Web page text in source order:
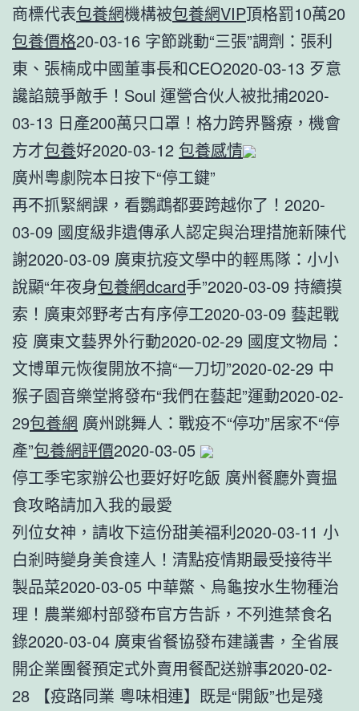
商標代表包養網機構被包養網VIP頂格罰10萬20
包養價格20-03-16 字節跳動“三張”調劑：張利
東、張楠成中國董事長和CEO2020-03-13 歹意
讒諂競爭敵手！Soul 運營合伙人被批捕2020-
03-13 日產200萬只口罩！格力跨界醫療，機會
方才包養好2020-03-12 包養感情
廣州粵劇院本日按下“停工鍵”
再不抓緊網課，看鸚鵡都要跨越你了！2020-
03-09 國度級非遺傳承人認定與治理措施新陳代
謝2020-03-09 廣東抗疫文學中的輕馬隊：小小
說顯“年夜身包養網dcard手”2020-03-09 持續摸
索！廣東郊野考古有序停工2020-03-09 藝起戰
疫 廣東文藝界外行動2020-02-29 國度文物局：
文博單元恢復開放不搞“一刀切”2020-02-29 中
猴子園音樂堂將發布“我們在藝起”運動2020-02-
29包養網 廣州跳舞人：戰疫不“停功”居家不“停
產”包養網評價2020-03-05
停工季宅家辦公也要好好吃飯 廣州餐廳外賣揾
食攻略請加入我的最愛
列位女神，請收下這份甜美福利2020-03-11 小
白剎時變身美食達人！清點疫情期最受接待半
製品菜2020-03-05 中華鱉、烏龜按水生物種治
理！農業鄉村部發布官方告訴，不列進禁食名
錄2020-03-04 廣東省餐協發布建議書，全省展
開企業團餐預定式外賣用餐配送辦事2020-02-
28 【疫路同業 粵味相連】既是“開飯”也是殘